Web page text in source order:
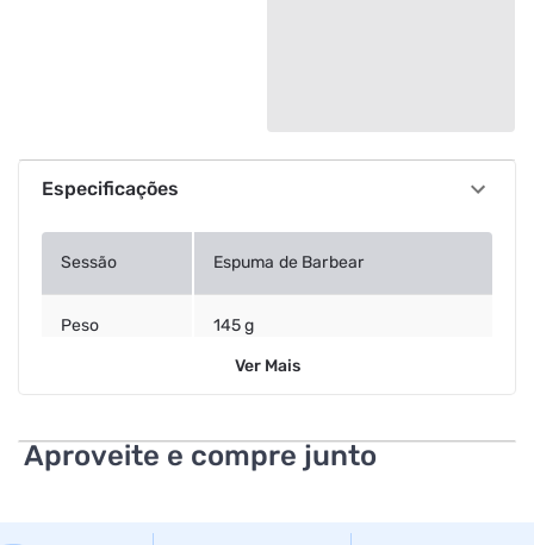
Especificações
Sessão Espuma de Barbear
Peso
145 g
Ver Mais
Aproveite e compre junto